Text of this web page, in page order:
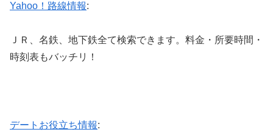
Yahoo！路線情報:
ＪＲ、名鉄、地下鉄全て検索できます。料金・所要時間・
時刻表もバッチリ！
デートお役立ち情報: